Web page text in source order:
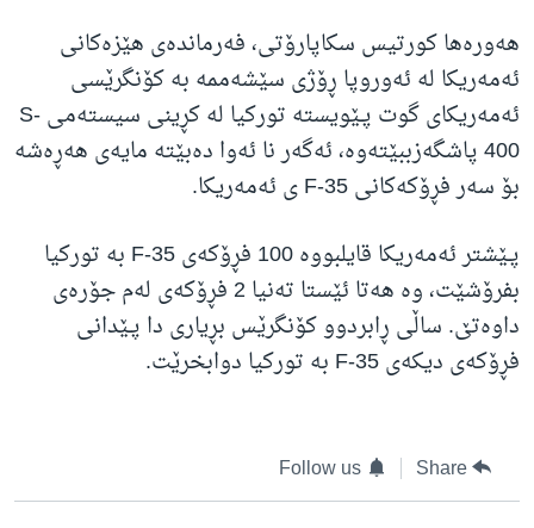
هەورەها کورتیس سکاپارۆتی، فەرماندەی هێزەکانی
ئەمەریکا لە ئەوروپا ڕۆژی سێشەممە بە کۆنگرێسی
ئەمەریکای گوت پـێویستە تورکیا لە کڕینی سیستەمی S-
400 پاشگەزببێتەوە، ئەگەر نا ئەوا دەبێتە مایەی هەڕەشە
بۆ سەر فڕۆکەکانی F-35 ی ئەمەریکا.
پـێشتر ئەمەریکا قایلبووە 100 فڕۆکەی F-35 بە تورکیا
بفرۆشێت، وە هەتا ئێستا تەنیا 2 فڕۆکەی لەم جۆرەی
داوەتێ. ساڵی ڕابردوو کۆنگرێس بڕیاری دا پـێدانی
فڕۆکەی دیکەی F-35 بە تورکیا دوابخرێت.
Share
Follow us